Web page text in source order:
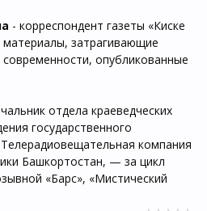
- корреспондент газеты «Киске
материалы, затрагивающие
опубликованные
отдела краеведческих
государственного
компания
Башкортостан, — за цикл
«Барс», «Мистический